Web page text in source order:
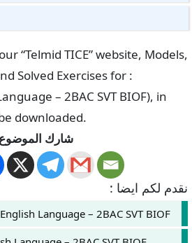
“Telmid TICE” website, Models,
Solved Exercises for :
– 2BAC SVT BIOF), in
downloaded.
شارك الموضوع
نقدم لكم ايضا :
Language – 2BAC SVT BIOF